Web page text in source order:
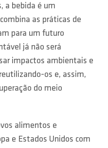
a bebida é um
as práticas de
para um futuro
já não será
impactos ambientais e
os e, assim,
do meio
alimentos e
e Estados Unidos com